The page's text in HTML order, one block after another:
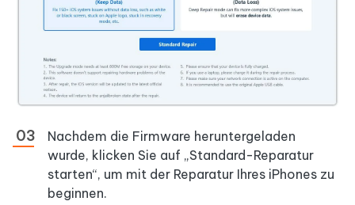
Nachdem die Firmware heruntergeladen
wurde, klicken Sie auf „Standard-Reparatur
starten“, um mit der Reparatur Ihres iPhones zu
beginnen.